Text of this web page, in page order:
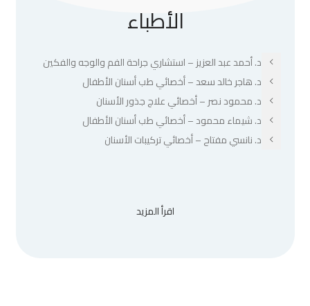
الأطباء
د. أحمد عبد العزيز – استشاري جراحة الفم والوجه والفكين
د. هاجر خالد سعد – أخصائي طب أسنان الأطفال
د. محمود نصر – أخصائي علاج جذور الأسنان
د. شيماء محمود – أخصائي طب أسنان الأطفال
د. نانسي مفتاح – أخصائي تركيبات الأسنان
اقرأ المزيد